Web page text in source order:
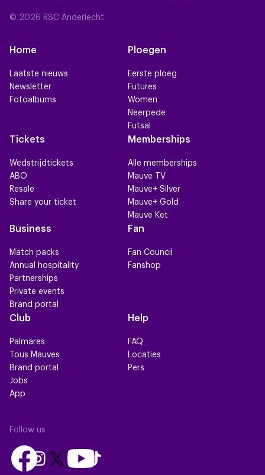
© 2026 RSC Anderlecht
Home
Laatste nieuws
Newsletter
Fotoalbums
Ploegen
Eerste ploeg
Futures
Women
Neerpede
Futsal
Tickets
Wedstrijdtickets
ABO
Resale
Share your ticket
Memberships
Alle memberships
Mauve TV
Mauve+ Silver
Mauve+ Gold
Mauve Ket
Business
Match packs
Annual hospitality
Partnerships
Private events
Brand portal
Fan
Fan Council
Fanshop
Club
Palmares
Tous Mauves
Brand portal
Jobs
App
Help
FAQ
Locaties
Pers
Follow us
Follow
us
Follow
us
Follow
Follow
us
Follow
us